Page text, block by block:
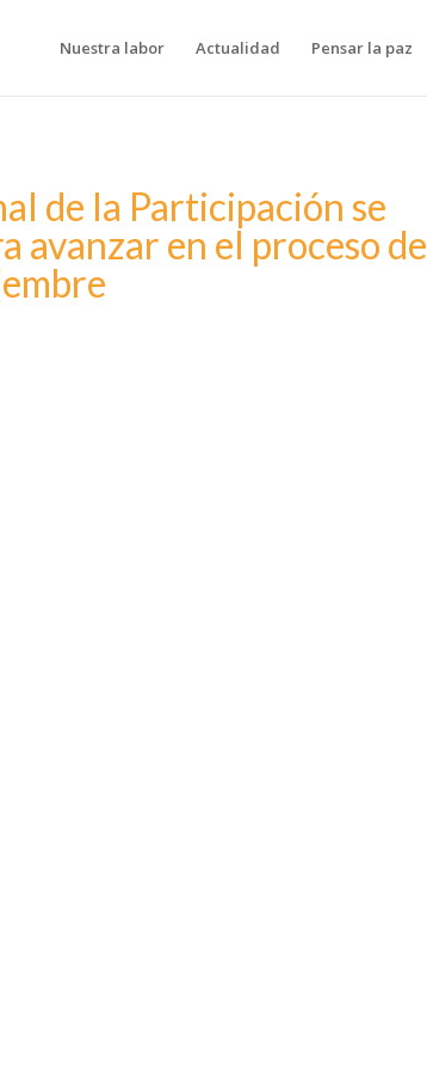
Nuestra labor Actualidad Pensar la paz
de la Participación se
avanzar en el proceso de